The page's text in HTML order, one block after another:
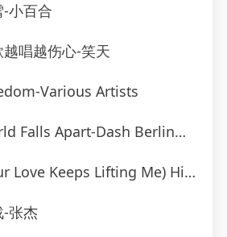
-小百合
越唱越伤心-笑天
Various Artists
Berlin、Jonathan Mendelsohn、Jorn Van Deynhoven
Lifting Me) Higher and Higher-Pop Classics
-张杰